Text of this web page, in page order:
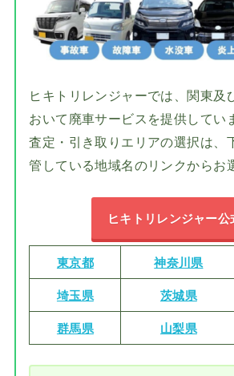
ヒキトリレンジャーでは、関東及
おいて廃車サービスを提供してい
査定・引き取りエリアの選択は、
管している地域名のリンクからお
ヒキトリレンジャー公
東京都 神奈川県
埼玉県
茨城県
群馬県
山梨県